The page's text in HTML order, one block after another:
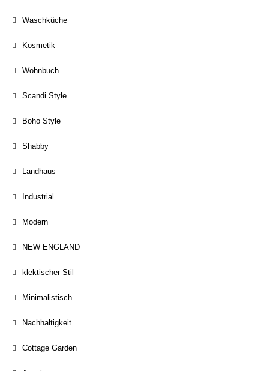
Waschküche
Kosmetik
Wohnbuch
Scandi Style
Boho Style
Shabby
Landhaus
Industrial
Modern
NEW ENGLAND
klektischer Stil
Minimalistisch
Nachhaltigkeit
Cottage Garden